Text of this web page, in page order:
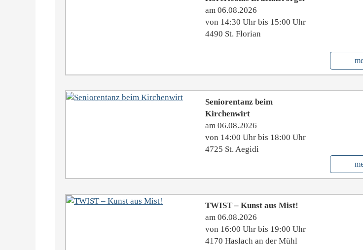
am 06.08.2026
von 14:30 Uhr bis 15:00 Uhr
4490 St. Florian
Seniorentanz beim
Kirchenwirt
am 06.08.2026
von 14:00 Uhr bis 18:00 Uhr
4725 St. Aegidi
TWIST – Kunst aus Mist!
am 06.08.2026
von 16:00 Uhr bis 19:00 Uhr
4170 Haslach an der Mühl